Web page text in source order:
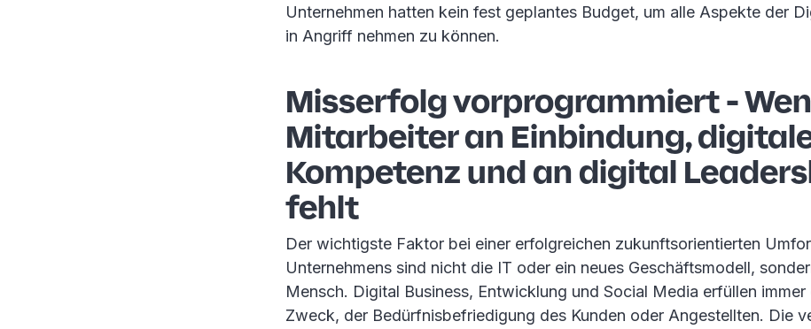
Unternehmen hatten kein fest geplantes Budget, um alle Aspekte der
in Angriff nehmen zu können.
Misserfolg vorprogrammiert -
Mitarbeiter an Einbindung,
Kompetenz und an digital
fehlt
Der wichtigste Faktor bei einer erfolgreichen zukunftsorientierten
Unternehmens sind nicht die IT oder ein neues Geschäftsmodell,
Mensch. Digital Business, Entwicklung und Social Media erfüllen immer
Zweck, der Bedürfnisbefriedigung des Kunden oder Angestellten. Die